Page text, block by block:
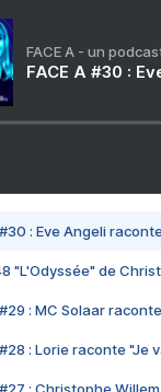
FACE A - un
FACE A #30 :
#30 : Eve Angeli
"L'Odyssée" de
#29 : MC Solaar
#28 : Lorie raconte "Je